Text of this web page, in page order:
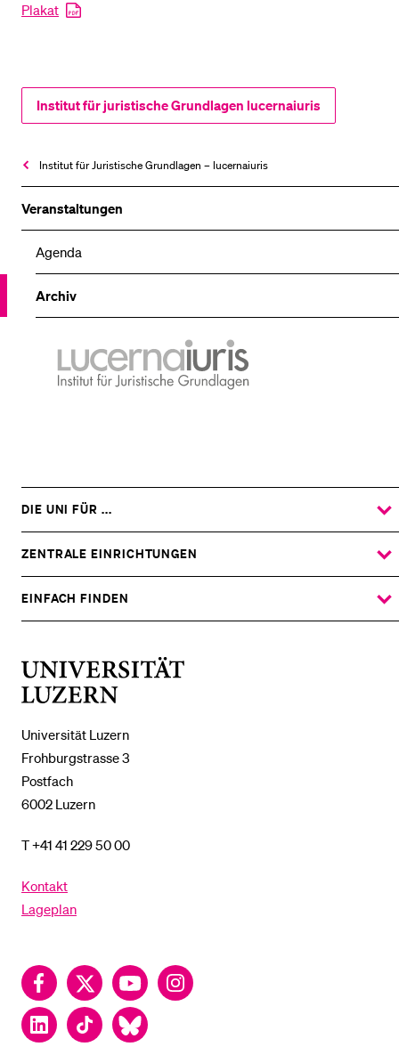
Institut für Juristische Grundlagen – lucernaiuris
Veranstaltungen
Agenda
Archiv
lucernaiuris
Institut
Plakat
Institut für juristische Grundlagen lucernaiuris
Universität Luzern
Frohburgstrasse 3
Postfach
6002 Luzern
T +41 41 229 50 00
Kontakt
Lageplan
FacebookTwitter YouTubeInstagram
LinkedInTikTok Bluesky
DIE UNI FÜR ...
ZEIGE
DAS
UNTERMENÜ
ZENTRALE EINRICHTUNGEN
ZEIGE
DAS
UNTERMENÜ
EINFACH FINDEN
ZEIGE
DAS